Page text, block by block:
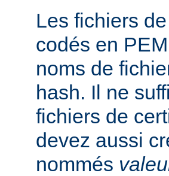
Les fichiers
codés en
noms de
hash. Il ne
fichiers de
devez aussi
nommés